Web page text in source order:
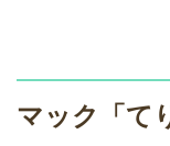
マック「て